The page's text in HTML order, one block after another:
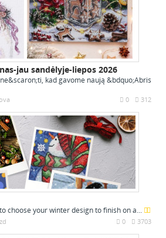
jau sandėlyje-liepos 2026
kad gavome naują &bdquo;Abris
312
0
choose your winter design to finish on a...
3703
0